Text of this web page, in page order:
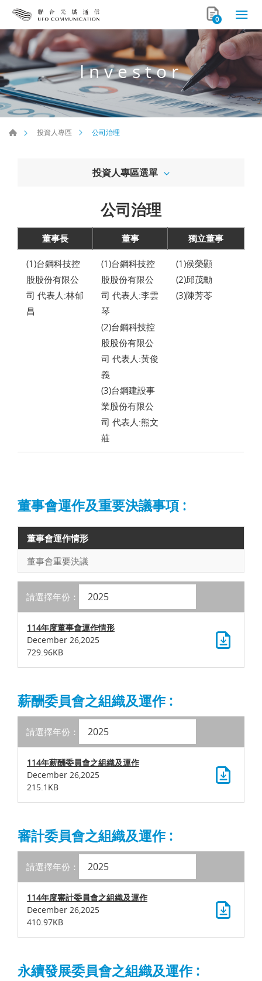
0
Investor
投資人專區 公司治理
投資人專區選單
公司治理
董事長 董事 獨立董事
(1)台鋼科技控
股股份有限公
司 代表人:林郁
昌
(1)台鋼科技控
股股份有限公
司 代表人:李雲
琴
(2)台鋼科技控
股股份有限公
司 代表人:黃俊
義
(3)台鋼建設事
業股份有限公
司 代表人:熊文
莊
(1)侯榮顯
(2)邱茂勳
(3)陳芳苓
董事會運作及重要決議事項 :
董事會運作情形
董事會重要決議
請選擇年份：
114年度董事會運作情形
December 26,2025
729.96KB
薪酬委員會之組織及運作 :
請選擇年份：
114年薪酬委員會之組織及運作
December 26,2025
215.1KB
審計委員會之組織及運作 :
請選擇年份：
114年度審計委員會之組織及運作
December 26,2025
410.97KB
永續發展委員會之組織及運作 :